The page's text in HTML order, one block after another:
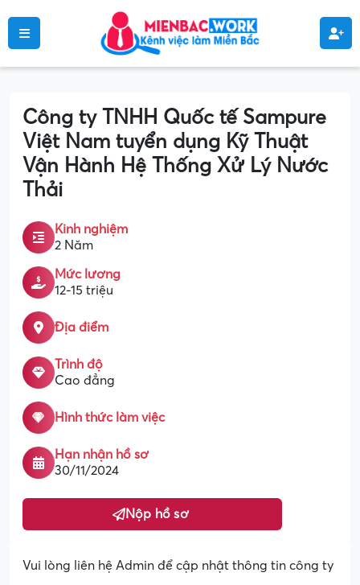
Công ty TNHH Quốc tế Sampure
Việt Nam tuyển dụng Kỹ Thuật
Vận Hành Hệ Thống Xử Lý Nước
Thải
Kinh nghiệm
2 Năm
Mức lương
12-15 triệu
Địa điểm
Trình độ
Cao đẳng
Hình thức làm việc
Hạn nhận hồ sơ
30/11/2024
Nộp hồ sơ
Vui lòng liên hệ Admin để cập nhật thông tin công ty